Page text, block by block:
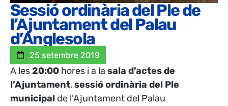
Sessió ordinària del Ple de
l’Ajuntament del Palau
d’Anglesola
25 setembre 2019
A les20:00 hores i a la sala d’actes de
l’Ajuntament,sessió ordinària del Ple
municipal de l’Ajuntament del Palau